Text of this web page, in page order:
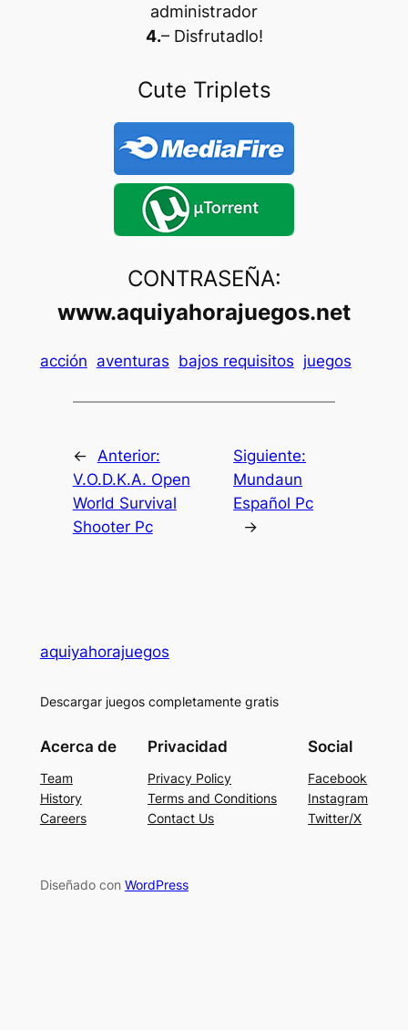
administrador
4.– Disfrutadlo!
Cute Triplets
CONTRASEÑA:
www.aquiyahorajuegos.net
acción aventuras bajos requisitos juegos
← Anterior:
V.O.D.K.A. Open
World Survival
Shooter Pc
Siguiente:
Mundaun
Español Pc
→
aquiyahorajuegos
Descargar juegos completamente gratis
Acerca de
Team
History
Careers
Privacidad
Privacy Policy
Terms and Conditions
Contact Us
Social
Facebook
Instagram
Twitter/X
Diseñado con WordPress